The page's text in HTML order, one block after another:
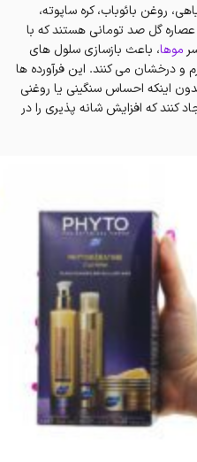
روغن بائوباب، کره ساپوته،
گل صد تومانی هستند که با
موها، باعث بازسازی سلول های
و درخشان می کنند. این فرآورده ها
اینکه احساس سنگینی یا روغنی
کنند که افزایش شانه پذیری را در